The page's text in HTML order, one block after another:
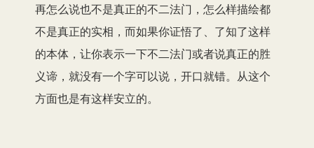
再怎么说也不是真正的不二法门， 怎么样描绘都
不是真正的实相，而如果你证悟了、 了知了这样
的本体，让你表示一下不二法门或者说真正的胜
义谛， 就没有一个字可以说 ， 开口就错。从这个
方面也是有这样安立的。